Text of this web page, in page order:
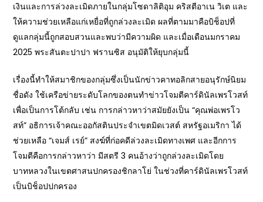
เงินและการล่วงละเมิดภายในกลุ่มโซดาลิติอุม คริสตีอาเน วิเต และ
ให้ความช่วยเหลือแก่เหยื่อที่ถูกล่วงละเมิด ผลที่ตามมาคือบิช็อปที่
ดูแลกลุ่มนี้ถูกสอบสวนและพบว่ามีความผิด และเมื่อเดือนมกราคม
2025 พระสันตะปาปา ฟรานซิส อนุมัติให้ยุบกลุ่มนี้
เรื่องนี้ทำให้สมาชิกของกลุ่มซึ่งเป็นนักข่าวคาทอลิกสายอนุรักษ์นิยม
ชื่อดัง ใช้เครือข่ายระดับโลกของตนทำข่าวโจมตีคาร์ดินัลเพรโวสท์
เพื่อเป็นการโต้กลับ เช่น การกล่าวหาว่าสมัยยังเป็น “คุณพ่อเพรโว
สท์” อธิการเจ้าคณะออกัสตินประจำเขตมิดเวสต์ สหรัฐอเมริกา ได้
ช่วยเหลือ “เจมส์ เรย์” สงฆ์ที่ก่อคดีล่วงละเมิดทางเพศ และอีกการ
โจมตีคือการกล่าวหาว่า มีสตรี 3 คนอ้างว่าถูกล่วงละเมิดโดย
บาทหลวงในเขตศาสนปกครองชิกลาโย่ ในช่วงที่คาร์ดินัลเพรโวสท์
เป็นบิช็อปปกครอง